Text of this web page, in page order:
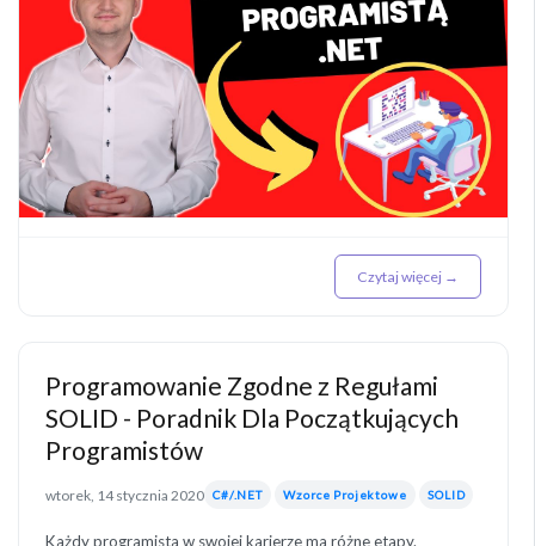
Czytaj więcej →
Programowanie Zgodne z Regułami
SOLID - Poradnik Dla Początkujących
Programistów
wtorek, 14 stycznia 2020 C#/.NET Wzorce Projektowe SOLID
Każdy programista w swojej karierze ma różne etapy.